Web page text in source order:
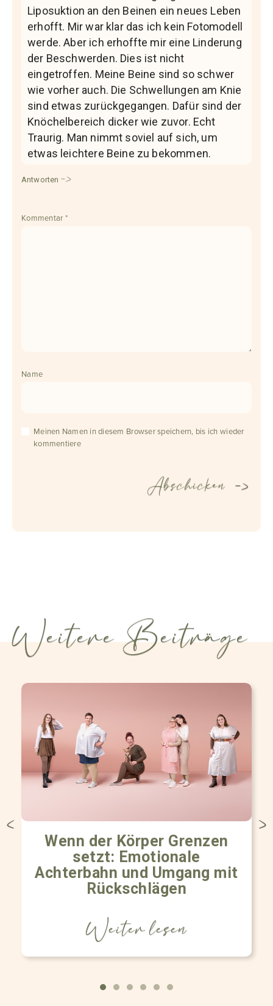
Liposuktion an den Beinen ein neues Leben
erhofft. Mir war klar das ich kein Fotomodell
werde. Aber ich erhoffte mir eine Linderung
der Beschwerden. Dies ist nicht
eingetroffen. Meine Beine sind so schwer
wie vorher auch. Die Schwellungen am Knie
sind etwas zurückgegangen. Dafür sind der
Knöchelbereich dicker wie zuvor. Echt
Traurig. Man nimmt soviel auf sich, um
etwas leichtere Beine zu bekommen.
Antworten
Kommentar *
Name
Meinen Namen in diesem Browser speichern, bis ich wieder
kommentiere
Weitere Beiträge
Wenn der Körper Grenzen
setzt: Emotionale
Achterbahn und Umgang mit
Rückschlägen
Weiter lesen